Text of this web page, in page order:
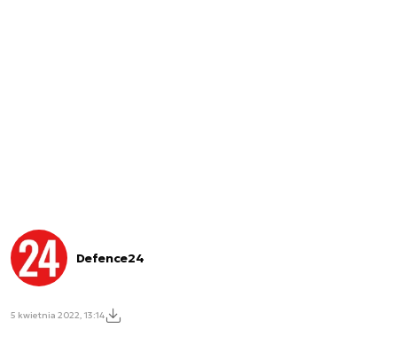
Defence24
5 kwietnia 2022, 13:14